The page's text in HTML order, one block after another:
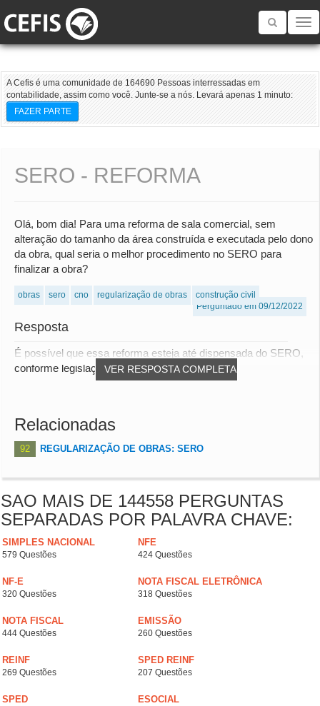
Toggle
A Cefis é uma comunidade de 164690 Pessoas interressadas em
contabilidade, assim como você. Junte-se a nós. Levará apenas 1 minuto:
FAZER PARTE
SERO - REFORMA
Olá, bom dia! Para uma reforma de sala comercial, sem
alteração do tamanho da área construída e executada pelo dono
da obra, qual seria o melhor procedimento no SERO para
finalizar a obra?
obras sero cno regularização de obras
construção civil
Perguntado em 09/12/2022
Resposta
VER RESPOSTA COMPLETA
É possível que essa reforma esteja até dispensada do SERO,
conforme legislação a seguir: IN RFB 20...
Relacionadas
92 REGULARIZAÇÃO DE OBRAS: SERO
SAO MAIS DE 144558 PERGUNTAS
SEPARADAS POR PALAVRA CHAVE:
SIMPLES NACIONAL
579 Questões
NFE
424 Questões
NF-E
320 Questões
NOTA FISCAL ELETRÔNICA
318 Questões
NOTA FISCAL
444 Questões
EMISSÃO
260 Questões
REINF
269 Questões
SPED REINF
207 Questões
SPED ESOCIAL